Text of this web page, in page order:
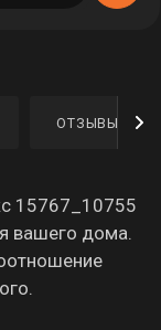
ОТЗЫВЫ
15767_10755
вашего дома.